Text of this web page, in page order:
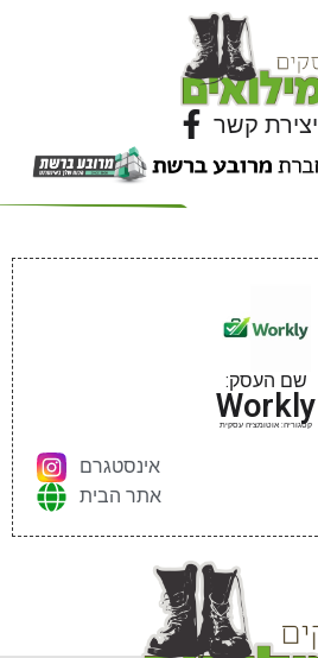
יצירת קשר
שם העסק:
Workly
קטגוריה: אוטומציה עסקית
אינסטגרם
אתר הבית